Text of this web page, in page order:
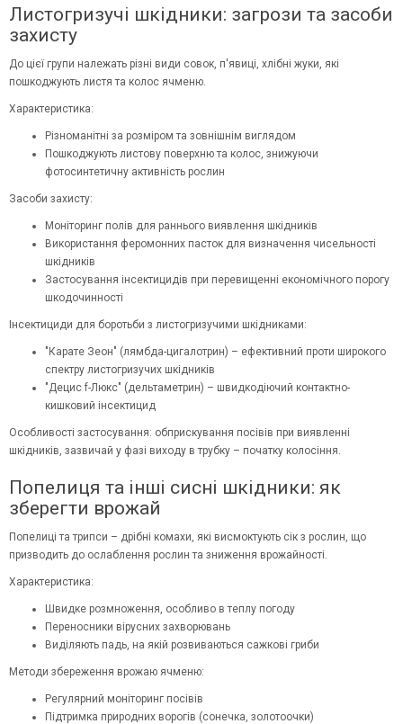
Листогризучі шкідники: загрози та засоби
захисту
До цієї групи належать різні види совок, п'явиці, хлібні жуки, які
пошкоджують листя та колос ячменю.
Характеристика:
Різноманітні за розміром та зовнішнім виглядом
Пошкоджують листову поверхню та колос, знижуючи
фотосинтетичну активність рослин
Засоби захисту:
Моніторинг полів для раннього виявлення шкідників
Використання феромонних пасток для визначення чисельності
шкідників
Застосування інсектицидів при перевищенні економічного порогу
шкодочинності
Інсектициди для боротьби з листогризучими шкідниками:
"Карате Зеон" (лямбда-цигалотрин) – ефективний проти широкого
спектру листогризучих шкідників
"Децис f-Люкс" (дельтаметрин) – швидкодіючий контактно-
кишковий інсектицид
Особливості застосування: обприскування посівів при виявленні
шкідників, зазвичай у фазі виходу в трубку – початку колосіння.
Попелиця та інші сисні шкідники: як
зберегти врожай
Попелиці та трипси – дрібні комахи, які висмоктують сік з рослин, що
призводить до ослаблення рослин та зниження врожайності.
Характеристика:
Швидке розмноження, особливо в теплу погоду
Переносники вірусних захворювань
Виділяють падь, на якій розвиваються сажкові гриби
Методи збереження врожаю ячменю:
Регулярний моніторинг посівів
Підтримка природних ворогів (сонечка, золотоочки)